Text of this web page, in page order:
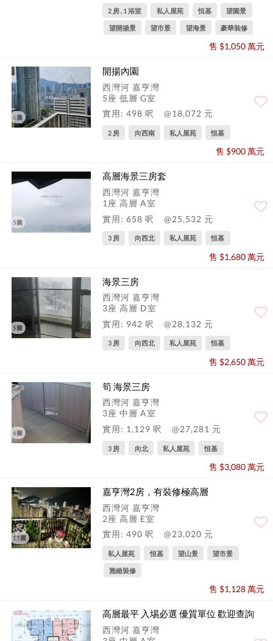
2 房 , 1 浴室 私人屋苑 恒基 望園景
望開揚景 望市景 望海景 豪華裝修
售 $1,050 萬元
6圖
開揚內園
西灣河 嘉亨灣
5座 低層 G室
實用: 498 呎
@18,072 元
2 房 向西南 私人屋苑 恒基
售 $900 萬元
5圖
高層海景三房套
西灣河 嘉亨灣
1座 高層 A室
實用: 658 呎
@25,532 元
3 房 向西北 私人屋苑 恒基
售 $1,680 萬元
5圖
海景三房
西灣河 嘉亨灣
3座 高層 D室
實用: 942 呎
@28,132 元
3 房 向西北 私人屋苑 恒基
售 $2,650 萬元
6圖
筍 海景三房
西灣河 嘉亨灣
3座 中層 A室
實用: 1,129 呎
@27,281 元
3 房 向北 私人屋苑 恒基
售 $3,080 萬元
11圖
嘉亨灣2房，有裝修極高層
西灣河 嘉亨灣
2座 高層 E室
實用: 490 呎
@23,020 元
私人屋苑 恒基 望山景 望市景
雅緻裝修
售 $1,128 萬元
高層最平 入埸必選 優質單位 歡迎查詢
西灣河 嘉亨灣